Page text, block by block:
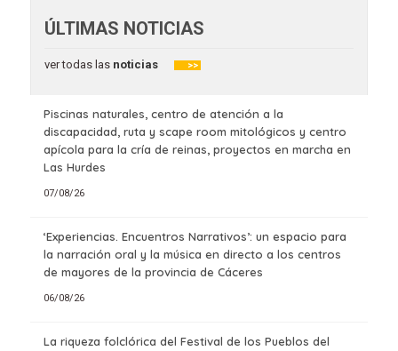
ÚLTIMAS NOTICIAS
ver todas lasnoticias >>
Piscinas naturales, centro de atención a la
discapacidad, ruta y scape room mitológicos y centro
apícola para la cría de reinas, proyectos en marcha en
Las Hurdes
07/08/26
‘Experiencias. Encuentros Narrativos’: un espacio para
la narración oral y la música en directo a los centros
de mayores de la provincia de Cáceres
06/08/26
La riqueza folclórica del Festival de los Pueblos del